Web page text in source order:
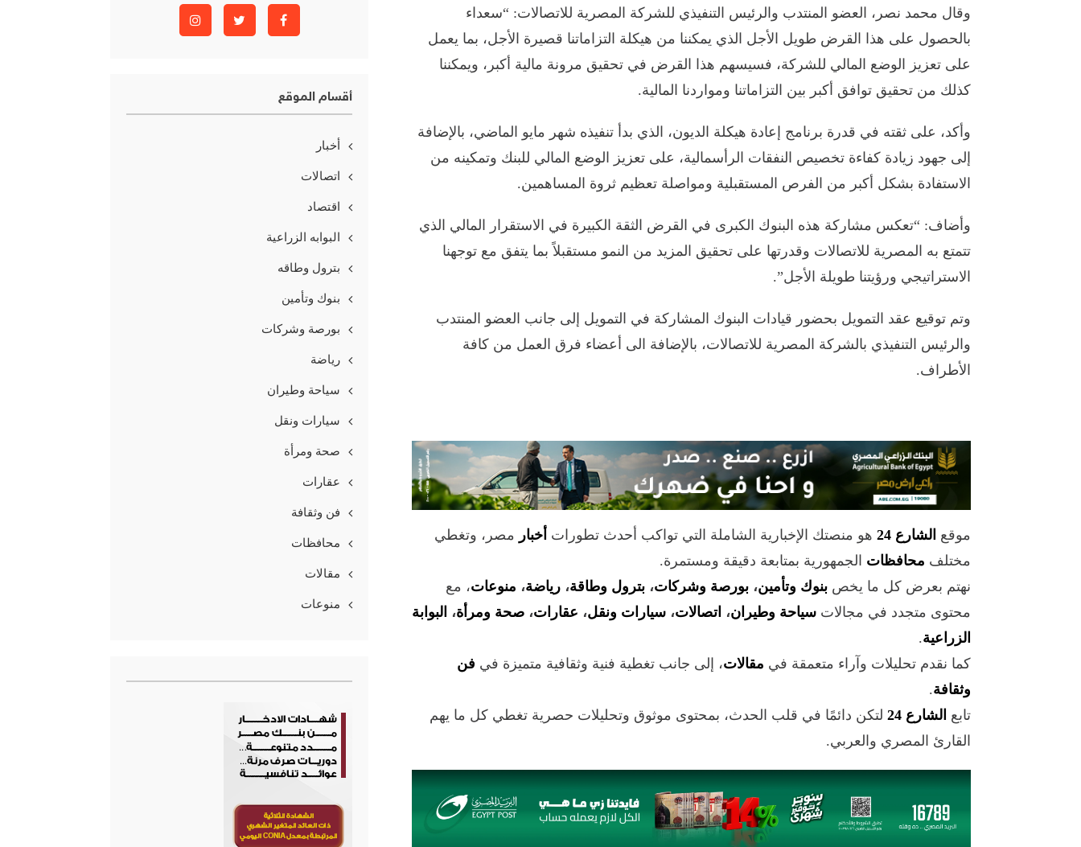
وقال محمد نصر، العضو المنتدب والرئيس التنفيذي للشركة المصرية للاتصالات: “سعداء
بالحصول على هذا القرض طويل الأجل الذي يمكننا من هيكلة التزاماتنا قصيرة الأجل، بما يعمل
على تعزيز الوضع المالي للشركة، فسيسهم هذا القرض في تحقيق مرونة مالية أكبر، ويمكننا
كذلك من تحقيق توافق أكبر بين التزاماتنا ومواردنا المالية.
وأكد، على ثقته في قدرة برنامج إعادة هيكلة الديون، الذي بدأ تنفيذه شهر مايو الماضي، بالإضافة
إلى جهود زيادة كفاءة تخصيص النفقات الرأسمالية، على تعزيز الوضع المالي للبنك وتمكينه من
الاستفادة بشكل أكبر من الفرص المستقبلية ومواصلة تعظيم ثروة المساهمين.
وأضاف: “تعكس مشاركة هذه البنوك الكبرى في القرض الثقة الكبيرة في الاستقرار المالي الذي
تتمتع به المصرية للاتصالات وقدرتها على تحقيق المزيد من النمو مستقبلاً بما يتفق مع توجهنا
الاستراتيجي ورؤيتنا طويلة الأجل”.
وتم توقيع عقد التمويل بحضور قيادات البنوك المشاركة في التمويل إلى جانب العضو المنتدب
والرئيس التنفيذي بالشركة المصرية للاتصالات، بالإضافة الى أعضاء فرق العمل من كافة
الأطراف.
موقع الشارع 24 هو منصتك الإخبارية الشاملة التي تواكب أحدث تطورات أخبار مصر، وتغطي
مختلف محافظات الجمهورية بمتابعة دقيقة ومستمرة.
نهتم بعرض كل ما يخص بنوك وتأمين، بورصة وشركات، بترول وطاقة، رياضة، منوعات، مع
محتوى متجدد في مجالات سياحة وطيران، اتصالات، سيارات ونقل، عقارات، صحة ومرأة، البوابة
الزراعية.
كما نقدم تحليلات وآراء متعمقة في مقالات، إلى جانب تغطية فنية وثقافية متميزة في فن
وثقافة.
تابع الشارع 24
لتكن دائمًا في قلب الحدث، بمحتوى موثوق وتحليلات حصرية تغطي كل ما يهم
القارئ المصري والعربي.
أقسام الموقع
أخبار
اتصالات
اقتصاد
البوابه الزراعية
بترول وطاقه
بنوك وتأمين
بورصة وشركات
رياضة
سياحة وطيران
سيارات ونقل
صحة ومرأة
عقارات
فن وثقافة
محافظات
مقالات
منوعات